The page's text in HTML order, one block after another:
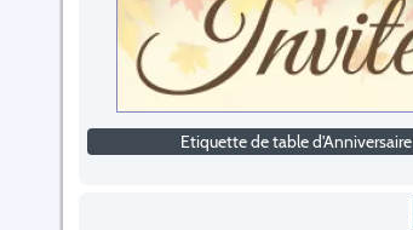
Etiquette de table d'Anniversaire